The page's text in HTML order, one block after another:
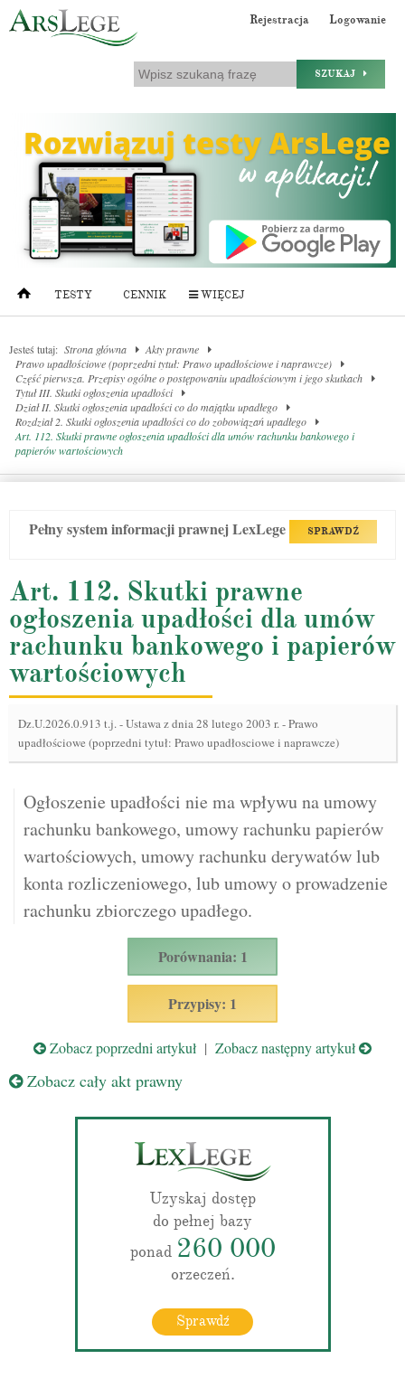
Rejestracja Logowanie
SZUKAJ
TESTY CENNIK WIĘCEJ
Jesteś tutaj: Strona główna
Akty prawne
Prawo upadłościowe (poprzedni tytuł: Prawo upadłościowe i naprawcze)
Część pierwsza. Przepisy ogólne o postępowaniu upadłościowym i jego skutkach
Tytuł III. Skutki ogłoszenia upadłości
Dział II. Skutki ogłoszenia upadłości co do majątku upadłego
Rozdział 2. Skutki ogłoszenia upadłości co do zobowiązań upadłego
Art. 112. Skutki prawne ogłoszenia upadłości dla umów rachunku bankowego i
papierów wartościowych
Pełny system informacji prawnej LexLege SPRAWDŹ
Art. 112. Skutki prawne
ogłoszenia upadłości dla umów
rachunku bankowego i papierów
wartościowych
Dz.U.2026.0.913 t.j.-Ustawa z dnia 28 lutego 2003 r. - Prawo
upadłościowe (poprzedni tytuł: Prawo upadłosciowe i naprawcze)
Ogłoszenie upadłości nie ma wpływu na umowy
rachunku bankowego, umowy rachunku papierów
wartościowych, umowy rachunku derywatów lub
konta rozliczeniowego, lub umowy o prowadzenie
rachunku zbiorczego upadłego.
Porównania: 1
Przypisy: 1
Zobacz poprzedni artykuł | Zobacz następny artykuł
Zobacz cały akt prawny
Uzyskaj dostęp
do pełnej bazy
ponad 260 000
orzeczeń.
Sprawdź